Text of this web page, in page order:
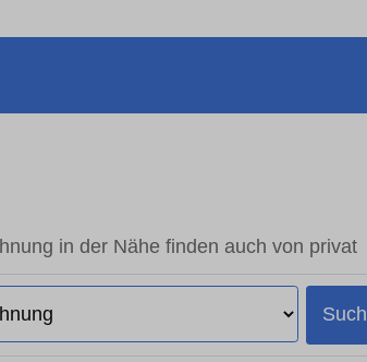
in der Nähe finden auch von privat